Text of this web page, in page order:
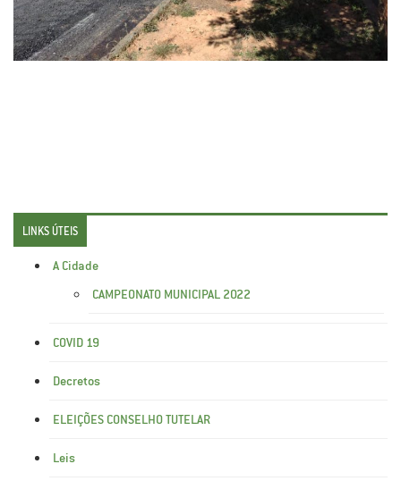
LINKS ÚTEIS
A Cidade
CAMPEONATO MUNICIPAL 2022
COVID 19
Decretos
ELEIÇÕES CONSELHO TUTELAR
Leis